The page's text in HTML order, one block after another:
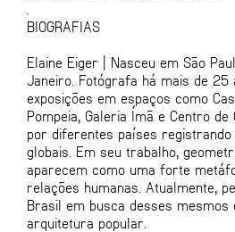
BIOGRAFIAS
Elaine Eiger | Nasceu em São
Janeiro. Fotógrafa há mais de 25
exposições em espaços como
Pompeia, Galeria Ímã e Centro de
por diferentes países registrando
globais. Em seu trabalho,
aparecem como uma forte
relações humanas. Atualmente,
Brasil em busca desses mesmos
arquitetura popular.